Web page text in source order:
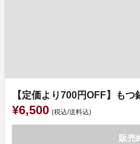
【定価より700円OFF】もつ
¥6,500 (税込/送料込)
販売